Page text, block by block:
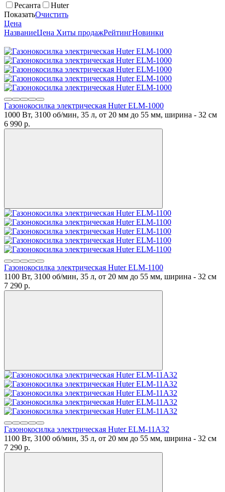
Ресанта
Huter
ПоказатьОчистить
Цена
НазваниеЦена Хиты продажРейтингНовинки
Газонокосилка электрическая Huter ELM-1000
1000 Вт, 3100 об/мин, 35 л, от 20 мм до 55 мм, ширина - 32 см
6 990 p.
Газонокосилка электрическая Huter ELM-1100
1100 Вт, 3100 об/мин, 35 л, от 20 мм до 55 мм, ширина - 32 см
7 290 p.
Газонокосилка электрическая Huter ELM-11А32
1100 Вт, 3100 об/мин, 35 л, от 20 мм до 55 мм, ширина - 32 см
7 290 p.